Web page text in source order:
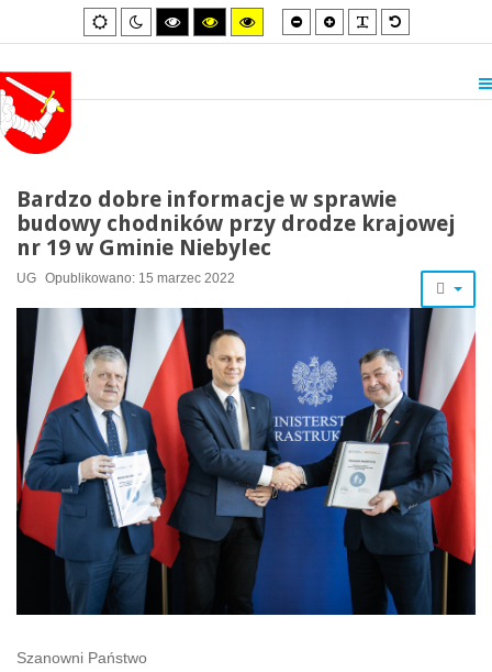
Default
mode
Night
mode
High
contrast
High
contrast
High
contrast
Smaller
font
Larger
font
Default
font
Bardzo dobre informacje w sprawie
budowy chodników przy drodze krajowej
nr 19 w Gminie Niebylec
UG Opublikowano: 15 marzec 2022
Szanowni Państwo